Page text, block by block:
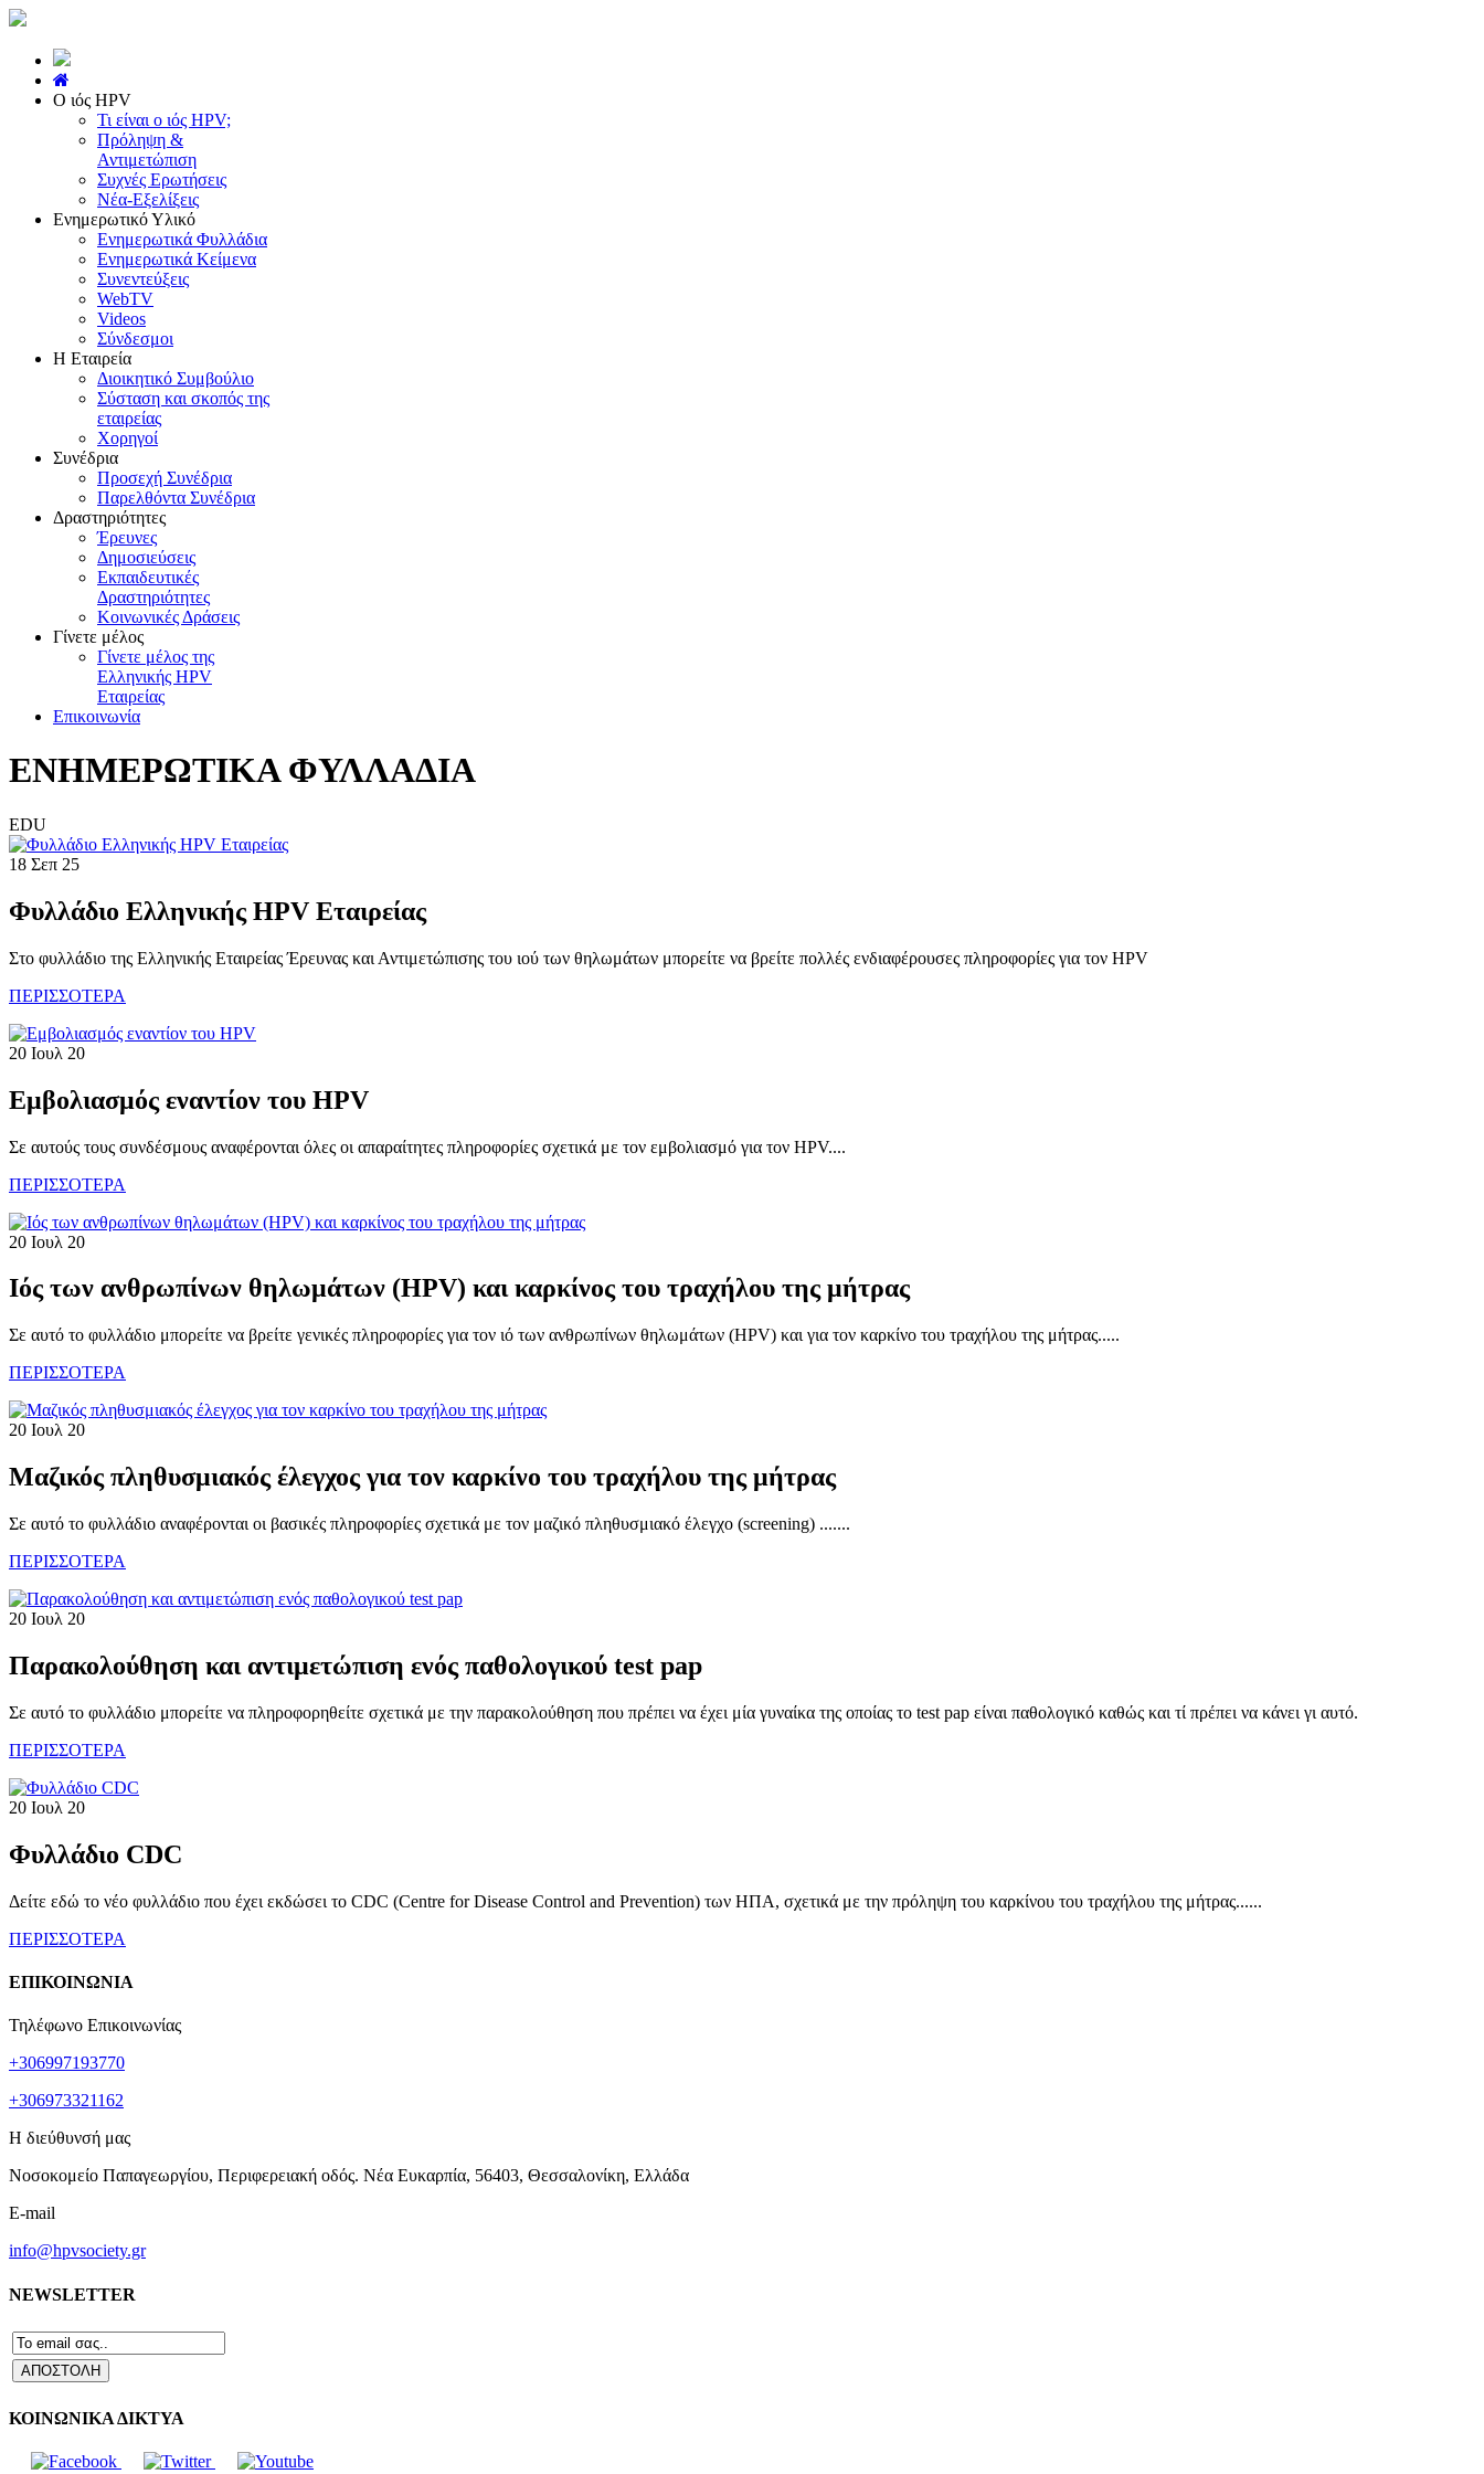
Ο ιός HPV
Τι είναι ο ιός HPV;
Πρόληψη &
Αντιμετώπιση
Συχνές Ερωτήσεις
Νέα-Εξελίξεις
Ενημερωτικό Υλικό
Ενημερωτικά Φυλλάδια
Ενημερωτικά Κείμενα
Συνεντεύξεις
WebTV
Videos
Σύνδεσμοι
Η Εταιρεία
Διοικητικό Συμβούλιο
Σύσταση και σκοπός της
εταιρείας
Χορηγοί
Συνέδρια
Προσεχή Συνέδρια
Παρελθόντα Συνέδρια
Δραστηριότητες
Έρευνες
Δημοσιεύσεις
Εκπαιδευτικές
Δραστηριότητες
Κοινωνικές Δράσεις
Γίνετε μέλος
Γίνετε μέλος της
Ελληνικής HPV
Εταιρείας
Επικοινωνία
ΕΝΗΜΕΡΩΤΙΚΑ ΦΥΛΛΑΔΙΑ
EDU
18 Σεπ 25
Φυλλάδιο Ελληνικής HPV Εταιρείας
Στο φυλλάδιο της Ελληνικής Εταιρείας Έρευνας και Αντιμετώπισης του ιού των θηλωμάτων μπορείτε να βρείτε πολλές ενδιαφέρουσες πληροφορίες για τον HPV
ΠΕΡΙΣΣΟΤΕΡΑ
20 Ιουλ 20
Εμβολιασμός εναντίον του HPV
Σε αυτούς τους συνδέσμους αναφέρονται όλες οι απαραίτητες πληροφορίες σχετικά με τον εμβολιασμό για τον HPV....
ΠΕΡΙΣΣΟΤΕΡΑ
20 Ιουλ 20
Ιός των ανθρωπίνων θηλωμάτων (HPV) και καρκίνος του τραχήλου της μήτρας
Σε αυτό το φυλλάδιο μπορείτε να βρείτε γενικές πληροφορίες για τον ιό των ανθρωπίνων θηλωμάτων (HPV) και για τον καρκίνο του τραχήλου της μήτρας.....
ΠΕΡΙΣΣΟΤΕΡΑ
20 Ιουλ 20
Μαζικός πληθυσμιακός έλεγχος για τον καρκίνο του τραχήλου της μήτρας
Σε αυτό το φυλλάδιο αναφέρονται οι βασικές πληροφορίες σχετικά με τον μαζικό πληθυσμιακό έλεγχο (screening) .......
ΠΕΡΙΣΣΟΤΕΡΑ
20 Ιουλ 20
Παρακολούθηση και αντιμετώπιση ενός παθολογικού test pap
Σε αυτό το φυλλάδιο μπορείτε να πληροφορηθείτε σχετικά με την παρακολούθηση που πρέπει να έχει μία γυναίκα της οποίας το test pap είναι παθολογικό καθώς και τί πρέπει να κάνει γι αυτό.
ΠΕΡΙΣΣΟΤΕΡΑ
20 Ιουλ 20
Φυλλάδιο CDC
Δείτε εδώ το νέο φυλλάδιο που έχει εκδώσει το CDC (Centre for Disease Control and Prevention) των ΗΠΑ, σχετικά με την πρόληψη του καρκίνου του τραχήλου της μήτρας......
ΠΕΡΙΣΣΟΤΕΡΑ
ΕΠΙΚΟΙΝΩΝΙΑ
Τηλέφωνο Επικοινωνίας
+306997193770
+306973321162
Η διεύθυνσή μας
Νοσοκομείο Παπαγεωργίου, Περιφερειακή οδός. Νέα Ευκαρπία, 56403, Θεσσαλονίκη, Ελλάδα
E-mail
info@hpvsociety.gr
NEWSLETTER
ΚΟΙΝΩΝΙΚΑ ΔΙΚΤΥΑ